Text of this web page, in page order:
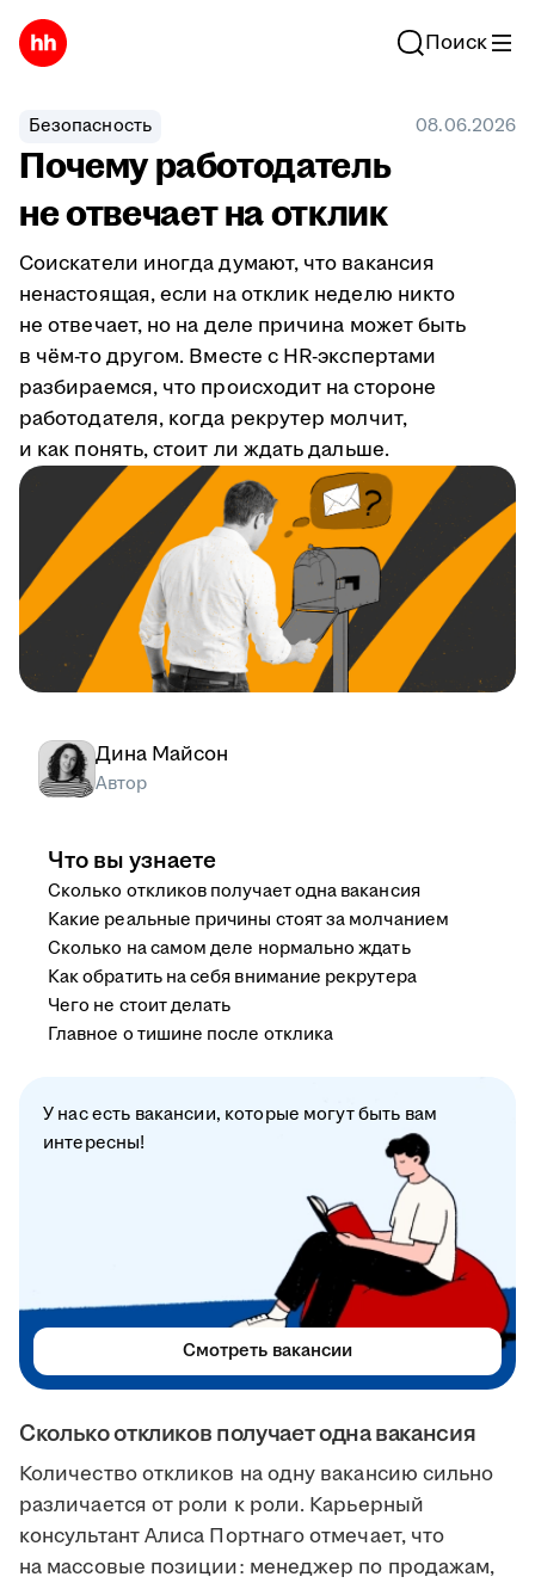
Поиск
Безопасность 08.06.2026
Почему работодатель
не отвечает на отклик
Соискатели иногда думают, что вакансия
ненастоящая, если на отклик неделю никто
не отвечает, но на деле причина может быть
в чём-то другом. Вместе с HR-экспертами
разбираемся, что происходит на стороне
работодателя, когда рекрутер молчит,
и как понять, стоит ли ждать дальше.
Сколько откликов получает одна вакансия
Количество откликов на одну вакансию сильно
различается от роли к роли. Карьерный
консультант Алиса Портнаго отмечает, что
на массовые позиции: менеджер по продажам,
Дина Майсон
Автор
Что вы узнаете
Сколько откликов получает одна вакансия
Какие реальные причины стоят за молчанием
Сколько на самом деле нормально ждать
Как обратить на себя внимание рекрутера
Чего не стоит делать
Главное о тишине после отклика
У нас есть вакансии, которые могут быть вам
интересны!
Смотреть вакансии